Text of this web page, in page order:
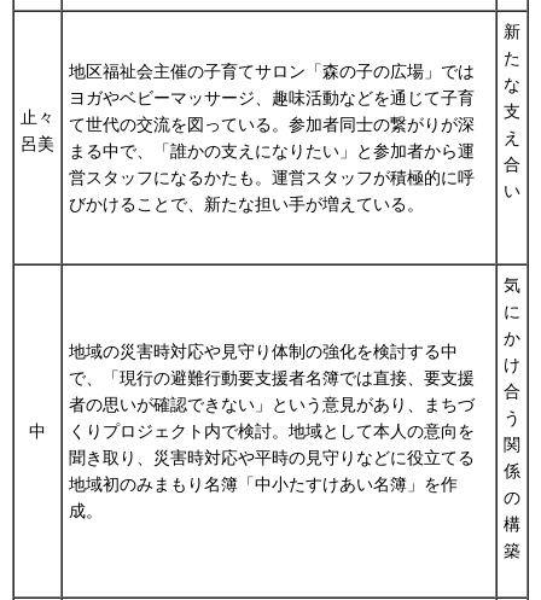
止々
呂美
地区福祉会主催の子育てサロン「森の子の広場」では
ヨガやベビーマッサージ、趣味活動などを通じて子育
て世代の交流を図っている。参加者同士の繋がりが深
まる中で、「誰かの支えになりたい」と参加者から運
営スタッフになるかたも。運営スタッフが積極的に呼
びかけることで、新たな担い手が増えている。
新
た
な
支
え
合
い
中
地域の災害時対応や見守り体制の強化を検討する中
で、「現行の避難行動要支援者名簿では直接、要支援
者の思いが確認できない」という意見があり、まちづ
くりプロジェクト内で検討。地域として本人の意向を
聞き取り、災害時対応や平時の見守りなどに役立てる
地域初のみまもり名簿「中小たすけあい名簿」を作
成。
気
に
か
け
合
う
関
係
の
構
築